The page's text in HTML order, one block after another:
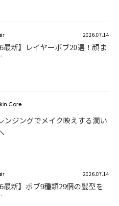
2026.07.14
最新】レイヤーボブ20選！顔ま
Care
ンジングでメイク映えする潤い
2026.07.14
最新】ボブ9種類29個の髪型を